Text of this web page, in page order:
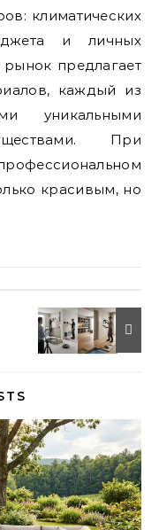
климатических
и личных
предлагает
каждый из
уникальными
При
красивым, но